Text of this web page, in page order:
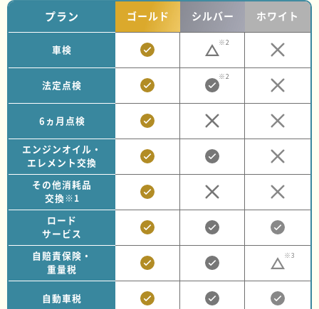
プラン ゴールド シルバー ホワイト
車検
※2
法定点検
※2
6ヵ月点検
エンジンオイル・
エレメント交換
その他消耗品
交換※1
ロード
サービス
自賠責保険・
重量税
※3
自動車税